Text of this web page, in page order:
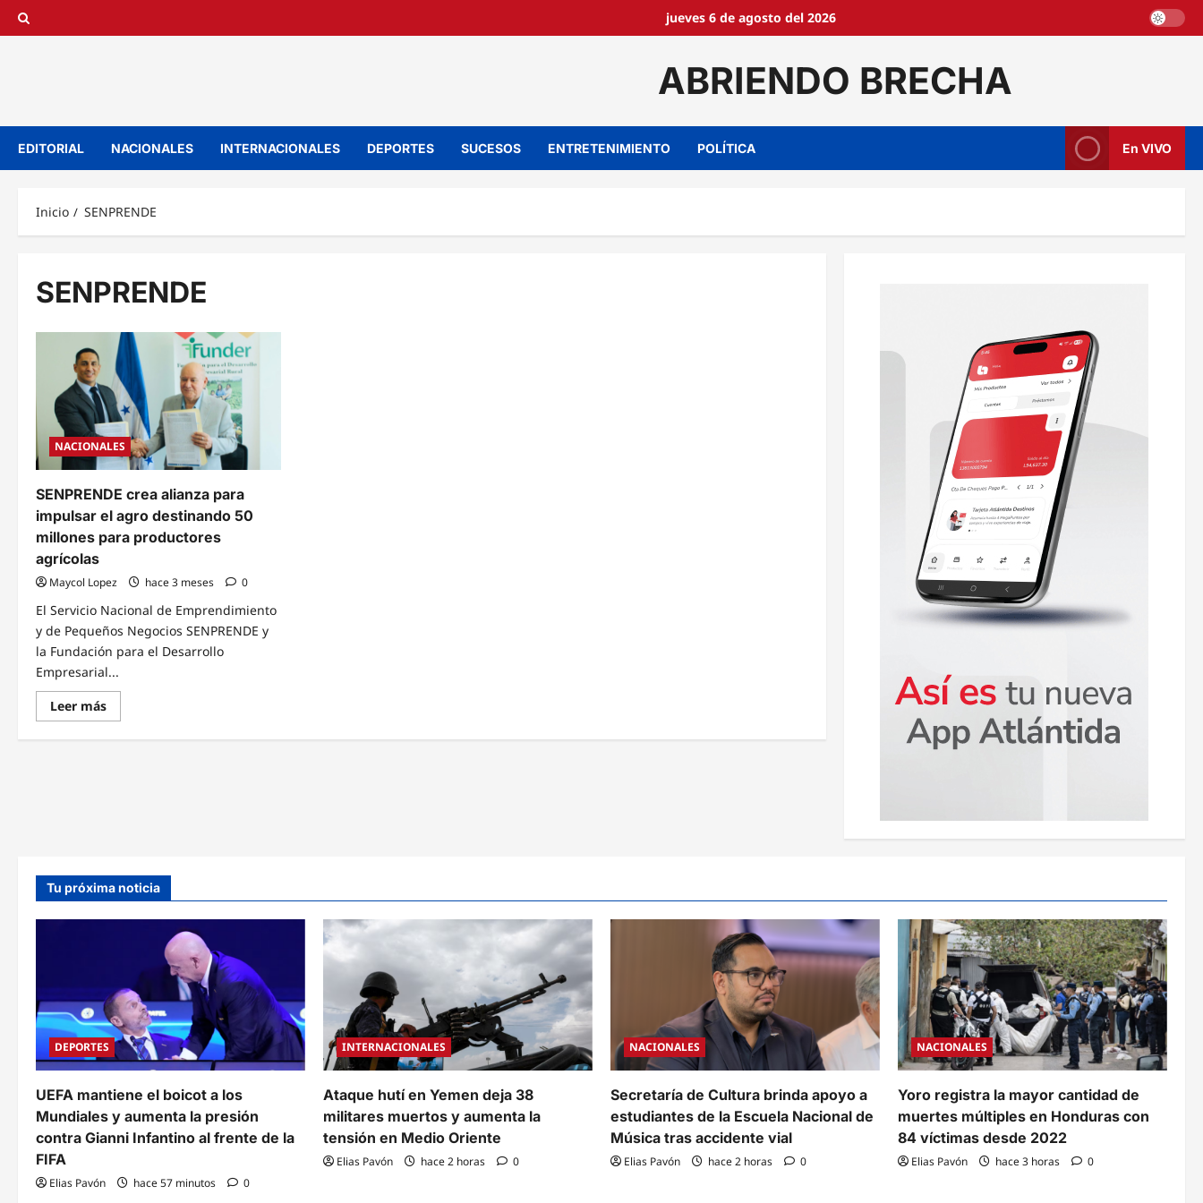
Saltar
jueves 6 de agosto del 2026
ABRIENDO BRECHA
EDITORIAL NACIONALES INTERNACIONALES DEPORTES SUCESOS ENTRETENIMIENTO POLÍTICA En VIVO
Inicio SENPRENDE
SENPRENDE
NACIONALES
SENPRENDE crea alianza para
impulsar el agro destinando 50
millones para productores
agrícolas
Maycol Lopez hace 3 meses 0
El Servicio Nacional de Emprendimiento
y de Pequeños Negocios SENPRENDE y
la Fundación para el Desarrollo
Empresarial...
Leer másRead
more
SENPRENDE
productores
agrícolas
Tu próxima noticia
DEPORTES
UEFA mantiene el boicot a los
Mundiales y aumenta la presión
contra Gianni Infantino al frente de la
FIFA
Elias Pavón hace 57 minutos 0
INTERNACIONALES
Ataque hutí en Yemen deja 38
militares muertos y aumenta la
tensión en Medio Oriente
Elias Pavón hace 2 horas 0
NACIONALES
Secretaría de Cultura brinda apoyo a
estudiantes de la Escuela Nacional de
Música tras accidente vial
Elias Pavón hace 2 horas 0
NACIONALES
Yoro registra la mayor cantidad de
muertes múltiples en Honduras con
84 víctimas desde 2022
Elias Pavón hace 3 horas 0